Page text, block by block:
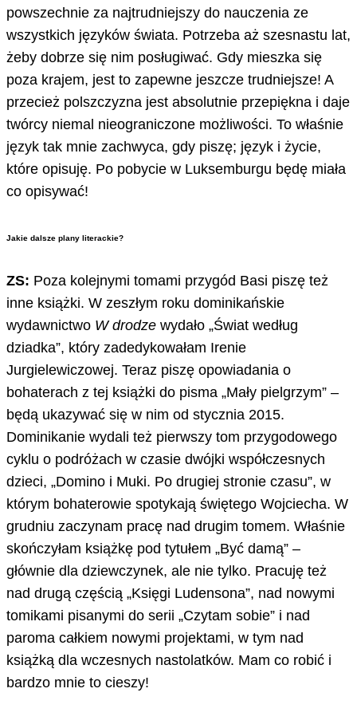
powszechnie za najtrudniejszy do nauczenia ze
wszystkich języków świata. Potrzeba aż szesnastu lat,
żeby dobrze się nim posługiwać. Gdy mieszka się
poza krajem, jest to zapewne jeszcze trudniejsze! A
przecież polszczyzna jest absolutnie przepiękna i daje
twórcy niemal nieograniczone możliwości. To właśnie
język tak mnie zachwyca, gdy piszę; język i życie,
które opisuję. Po pobycie w Luksemburgu będę miała
co opisywać!
Jakie dalsze plany literackie?
ZS: Poza kolejnymi tomami przygód Basi piszę też
inne książki. W zeszłym roku dominikańskie
wydawnictwo W drodze wydało „Świat według
dziadka”, który zadedykowałam Irenie
Jurgielewiczowej. Teraz piszę opowiadania o
bohaterach z tej książki do pisma „Mały pielgrzym” –
będą ukazywać się w nim od stycznia 2015.
Dominikanie wydali też pierwszy tom przygodowego
cyklu o podróżach w czasie dwójki współczesnych
dzieci, „Domino i Muki. Po drugiej stronie czasu”, w
którym bohaterowie spotykają świętego Wojciecha. W
grudniu zaczynam pracę nad drugim tomem. Właśnie
skończyłam książkę pod tytułem „Być damą” –
głównie dla dziewczynek, ale nie tylko. Pracuję też
nad drugą częścią „Księgi Ludensona”, nad nowymi
tomikami pisanymi do serii „Czytam sobie” i nad
paroma całkiem nowymi projektami, w tym nad
książką dla wczesnych nastolatków. Mam co robić i
bardzo mnie to cieszy!